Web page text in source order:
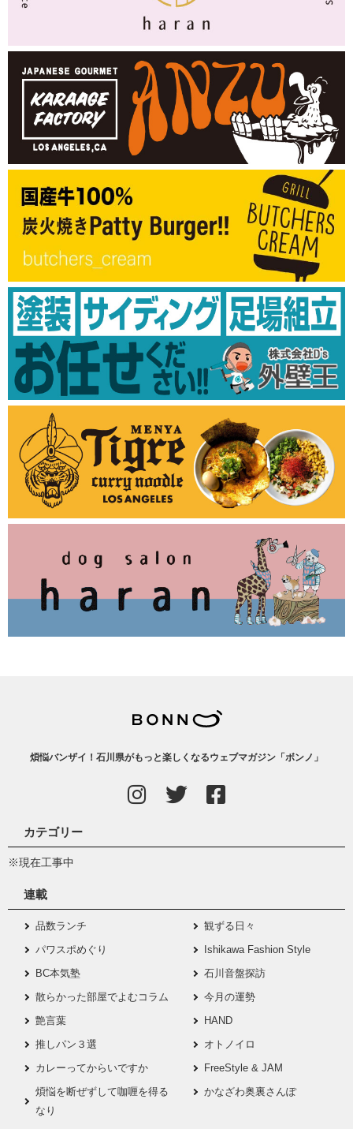
煩悩バンザイ！石川県がもっと楽しくなるウェブマガジン「ボンノ」
カテゴリー
※現在工事中
連載
品数ランチ
観ずる日々
パワスポめぐり
Ishikawa Fashion Style
BC本気塾
石川音盤探訪
散らかった部屋でよむコラム
今月の運勢
艶言葉
HAND
推しパン３選
オトノイロ
カレーってからいですか
FreeStyle & JAM
煩悩を断ぜずして咖喱を得る
なり
かなざわ奥裏さんぽ